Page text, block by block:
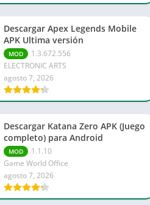
Descargar Apex Legends Mobile
APK Ultima versión
MOD
1.3.672.556
ELECTRONIC ARTS
agosto 7, 2026
Descargar Katana Zero APK (Juego
completo) para Android
MOD
1.1.10
Game World Office
agosto 7, 2026